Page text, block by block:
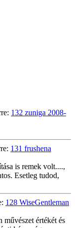
132 zuniga 2008-
131 frushena
is remek volt....,
Esetleg tudod,
128 WiseGentleman
művészet értékét és